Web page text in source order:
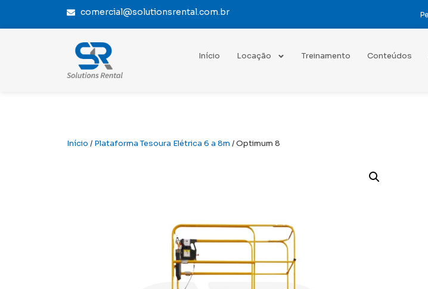
comercial@solutionsrental.com.br
Início Locação Treinamento Conteúdos
Início / Plataforma Tesoura Elétrica 6 a 8m / Optimum 8